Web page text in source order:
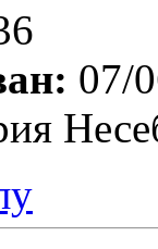
07/